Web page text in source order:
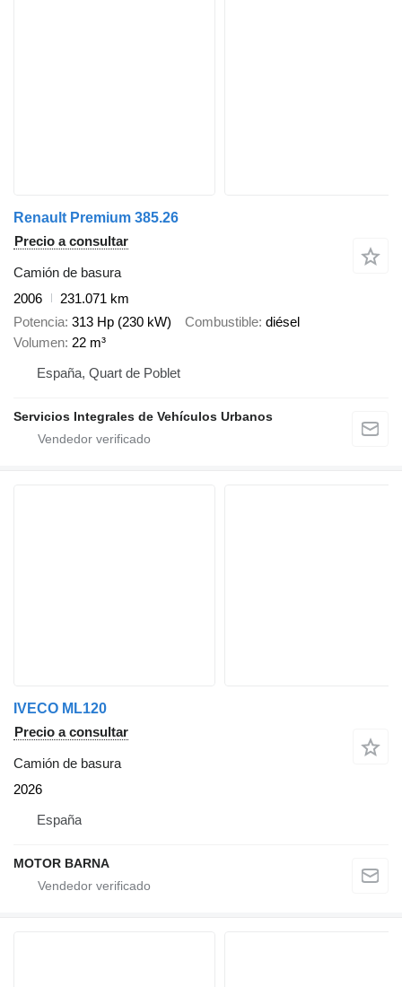
Renault Premium 385.26
Precio a consultar
Camión de basura
2006
231.071 km
Potencia 313 Hp (230 kW) Combustible diésel
Volumen 22 m³
España, Quart de Poblet
Servicios Integrales de Vehículos Urbanos
IVECO ML120
Precio a consultar
Camión de basura
2026
España
MOTOR BARNA